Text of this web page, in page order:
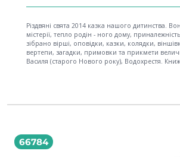
Різдвяні свята 2014 казка нашого дитинства.
містерії, тепло родін - ного дому,
зібрано вірші, оповідки, казки, колядки,
вертепи, загадки, примовки та прикмети
Василя (старого Нового року), Водохрестя.
66784